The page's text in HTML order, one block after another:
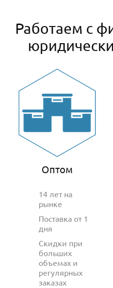
Работаем с
Оптом
14 лет на
рынке
Поставка от 1
дня
Скидки при
больших
объемах и
регулярных
заказах